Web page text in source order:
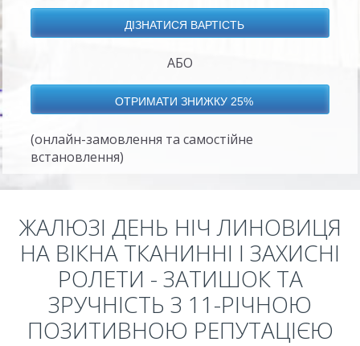
АБО
(онлайн-замовлення та самостійне
встановлення)
ЖАЛЮЗІ ДЕНЬ НІЧ ЛИНОВИЦЯ
НА ВІКНА ТКАНИННІ І ЗАХИСНІ
РОЛЕТИ - ЗАТИШОК ТА
ЗРУЧНІСТЬ З 11-РІЧНОЮ
ПОЗИТИВНОЮ РЕПУТАЦІЄЮ